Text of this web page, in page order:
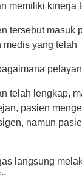
memiliki kinerja
tersebut
yang
telah lengkap,
pasien
namun
langsung